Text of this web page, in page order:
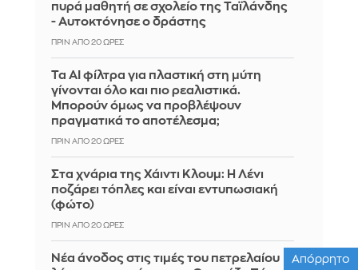
πυρά μαθητή σε σχολείο της Ταϊλάνδης
- Αυτοκτόνησε ο δράστης
ΠΡΙΝ ΑΠΌ 20 ΏΡΕΣ
Τα AI φίλτρα για πλαστική στη μύτη
γίνονται όλο και πιο ρεαλιστικά.
Μπορούν όμως να προβλέψουν
πραγματικά το αποτέλεσμα;
ΠΡΙΝ ΑΠΌ 20 ΏΡΕΣ
Στα χνάρια της Χάιντι Κλουμ: Η Λένι
ποζάρει τόπλες και είναι εντυπωσιακή
(φώτο)
ΠΡΙΝ ΑΠΌ 20 ΏΡΕΣ
Νέα άνοδος στις τιμές του πετρελαίου
Απόρρητο